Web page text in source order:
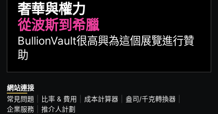
奢華與權力
從波斯到希臘
BullionVault很高興為這個展覽進行贊
助
網站連接
常見問題
比率 & 費用 成本計算器
盎司/千克轉換器
企業服務
推介人計劃